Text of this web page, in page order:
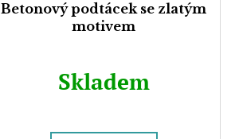
Betonový podtácek se zlatým
motivem
Skladem